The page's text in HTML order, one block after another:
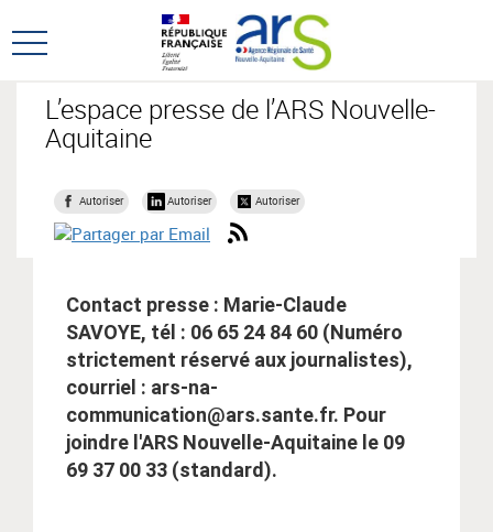
au
menu
au
contenu
Ouvrir
menu
principal
L’espace presse de l’ARS Nouvelle-
Aquitaine
Autoriser Autoriser Autoriser
Contact presse : Marie-Claude
SAVOYE, tél : 06 65 24 84 60 (Numéro
strictement réservé aux journalistes),
courriel : ars-na-
communication@ars.sante.fr. Pour
joindre l'ARS Nouvelle-Aquitaine le 09
69 37 00 33 (standard).